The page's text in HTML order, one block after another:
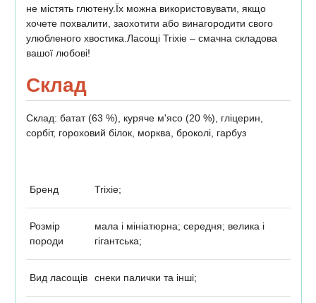
не містять глютену.Їх можна використовувати, якщо
хочете похвалити, заохотити або винагородити свого
улюбленого хвостика.Ласощі Trixie – смачна складова
вашої любові!
Склад
Склад: батат (63 %), куряче м'ясо (20 %), гліцерин,
сорбіт, гороховий білок, морква, броколі, гарбуз
Бренд Trixie;
Розмір
породи
мала і мініатюрна; середня; велика і
гігантська;
Вид ласощів снеки палички та інші;